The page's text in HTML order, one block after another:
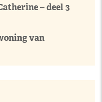
– deel 3
van